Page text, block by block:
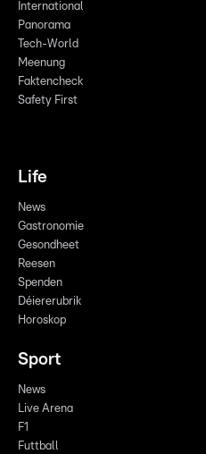
International
Panorama
Tech-World
Meenung
Faktencheck
Safety First
Life
News
Gastronomie
Gesondheet
Reesen
Spenden
Déiererubrik
Horoskop
Sport
News
Live Arena
F1
Futtball